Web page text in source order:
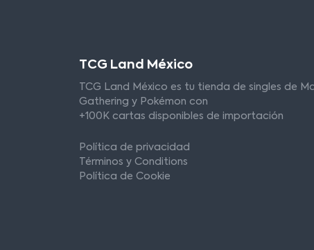
TCG Land México
TCG Land México es tu tienda de singles de
Gathering y Pokémon con
+100K cartas disponibles de importación
Política de privacidad
Términos y Conditions
Política de Cookie